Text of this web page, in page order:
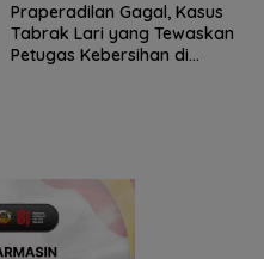
Praperadilan Gagal, Kasus
Tabrak Lari yang Tewaskan
Petugas Kebersihan di